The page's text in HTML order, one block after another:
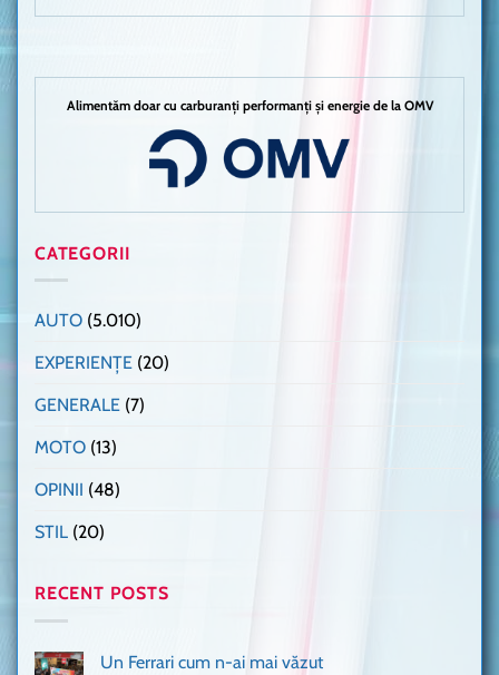
Alimentăm doar cu carburanți performanți și energie de la OMV
CATEGORII
AUTO (5.010)
EXPERIENȚE (20)
GENERALE (7)
MOTO (13)
OPINII (48)
STIL (20)
RECENT POSTS
Un Ferrari cum n-ai mai văzut